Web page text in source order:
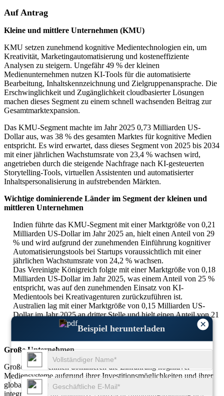
×
Beispiel herunterladen
Auf Antrag
Kleine und mittlere Unternehmen (KMU)
KMU setzen zunehmend kognitive Medientechnologien ein, um
Kreativität, Marketingautomatisierung und kosteneffiziente
Analysen zu steigern. Ungefähr 49 % der kleinen
Medienunternehmen nutzen KI-Tools für die automatisierte
Bearbeitung, Inhaltskennzeichnung und Zielgruppenansprache. Die
Erschwinglichkeit und Zugänglichkeit cloudbasierter Lösungen
machen dieses Segment zu einem schnell wachsenden Beitrag zur
Gesamtmarktexpansion.
Das KMU-Segment machte im Jahr 2025 0,73 Milliarden US-
Dollar aus, was 38 % des gesamten Marktes für kognitive Medien
entspricht. Es wird erwartet, dass dieses Segment von 2025 bis 2034
mit einer jährlichen Wachstumsrate von 23,4 % wachsen wird,
angetrieben durch die steigende Nachfrage nach KI-gesteuerten
Storytelling-Tools, virtuellen Assistenten und automatisierter
Inhaltspersonalisierung in aufstrebenden Märkten.
Wichtige dominierende Länder im Segment der kleinen und
mittleren Unternehmen
Indien führte das KMU-Segment mit einer Marktgröße von 0,21
Milliarden US-Dollar im Jahr 2025 an, hielt einen Anteil von 29
% und wird aufgrund der zunehmenden Einführung kognitiver
Automatisierungstools bei Startups voraussichtlich mit einer
jährlichen Wachstumsrate von 24,2 % wachsen.
Das Vereinigte Königreich folgte mit einer Marktgröße von 0,18
Milliarden US-Dollar im Jahr 2025, was einem Anteil von 25 %
entspricht, was auf den zunehmenden Einsatz von KI-
Medientools bei Kreativagenturen zurückzuführen ist.
Australien lag mit einer Marktgröße von 0,15 Milliarden US-
Dollar im Jahr 2025 an dritter Stelle und hielt einen Anteil von 21
%, unterstützt durch die wachsende Nachfrage von KMU nach
Echtzeitanalysen und cloudbasiertem Content-Management.
Große Unternehmen
Große Unternehmen dominieren die Einführung kognitiver
Mediensysteme aufgrund ihrer Investitionsmöglichkeiten und ihrer
globalen Zielgruppe. Etwa 67 % der großen Medienunternehmen
integrieren KI für prädiktive Analysen, Stimmungsmapping des